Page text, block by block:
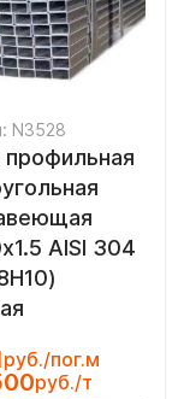
N3528
профильная
AISI 304
руб./пог.м
руб./т